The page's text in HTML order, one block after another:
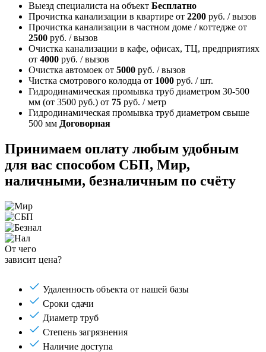
Выезд специалиста на объект Бесплатно
Прочистка канализации в квартире от 2200 руб. / вызов
Прочистка канализации в частном доме / коттедже от
2500 руб. / вызов
Очистка канализации в кафе, офисах, ТЦ, предприятиях
от 4000 руб. / вызов
Очистка автомоек от 5000 руб. / вызов
Чистка смотрового колодца от 1000 руб. / шт.
Гидродинамическая промывка труб диаметром 30-500
мм (от 3500 руб.) от 75 руб. / метр
Гидродинамическая промывка труб диаметром свыше
500 мм Договорная
Принимаем оплату любым удобным
для вас способом СБП, Мир,
наличными, безналичным по счёту
От чего
зависит цена?
Удаленность объекта от нашей базы
Сроки сдачи
Диаметр труб
Степень загрязнения
Наличие доступа